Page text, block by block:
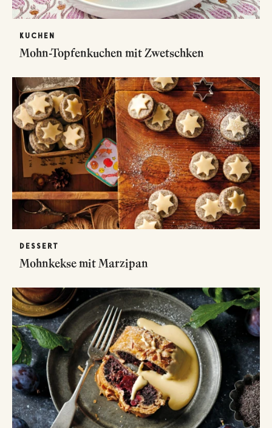
KUCHEN
Mohn-Topfenkuchen mit Zwetschken
DESSERT
Mohnkekse mit Marzipan